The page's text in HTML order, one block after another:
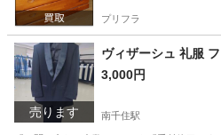
プリフラ
売ります
3,000円
南千住駅